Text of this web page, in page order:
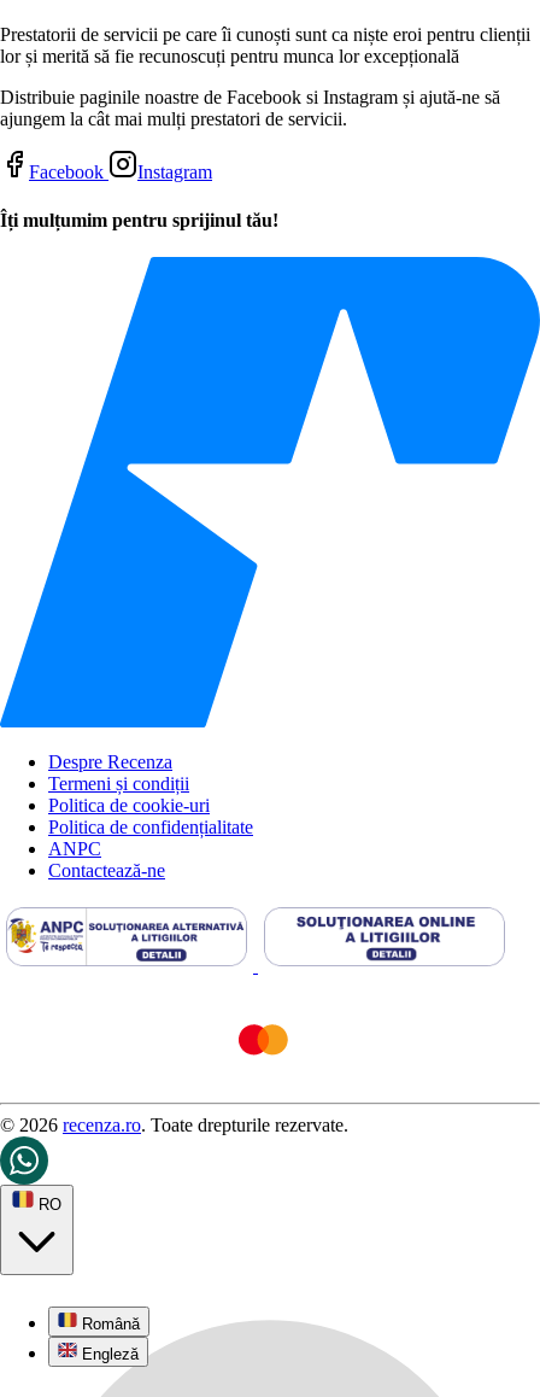
Prestatorii de servicii pe care îi cunoști sunt ca niște eroi pentru clienții
lor și merită să fie recunoscuți pentru munca lor excepțională
Distribuie paginile noastre de Facebook si Instagram și ajută-ne să
ajungem la cât mai mulți prestatori de servicii.
Facebook Instagram
Îți mulțumim pentru sprijinul tău!
Despre Recenza
Termeni și condiții
Politica de cookie-uri
Politica de confidențialitate
ANPC
Contactează-ne
© 2026 recenza.ro. Toate drepturile rezervate.
RO
Română
Engleză